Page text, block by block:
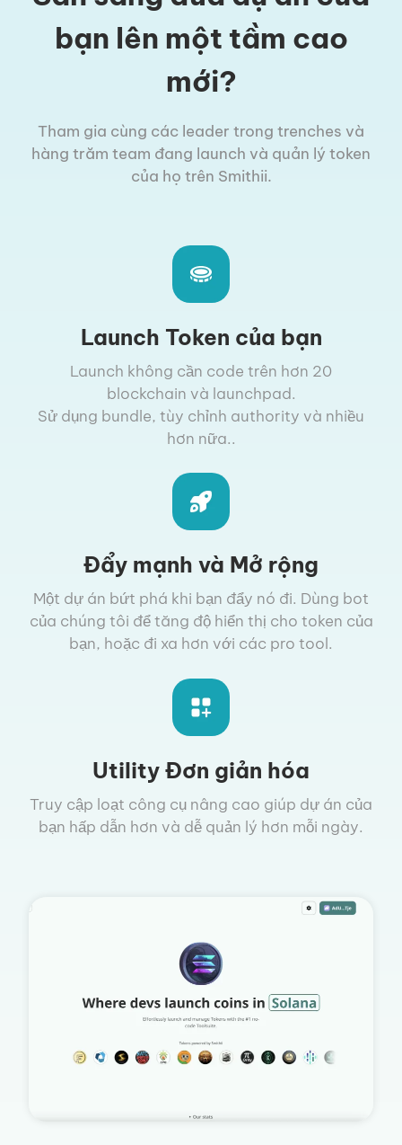
bạn lên một tầm cao
mới?
Tham gia cùng các leader trong trenches và
hàng trăm team đang launch và quản lý token
của họ trên Smithii.
Launch Token của bạn
Launch không cần code trên hơn 20
blockchain và launchpad.
Sử dụng bundle, tùy chỉnh authority và nhiều
hơn nữa..
Đẩy mạnh và Mở rộng
Một dự án bứt phá khi bạn đẩy nó đi. Dùng bot
của chúng tôi để tăng độ hiển thị cho token của
bạn, hoặc đi xa hơn với các pro tool.
Utility Đơn giản hóa
Truy cập loạt công cụ nâng cao giúp dự án của
bạn hấp dẫn hơn và dễ quản lý hơn mỗi ngày.